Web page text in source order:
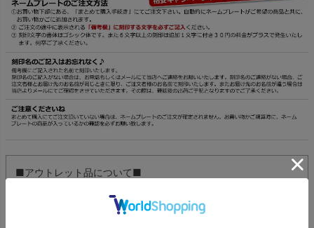
■アウトレット品について■
品です。使用はしておらず、ゴルフ用品としての機能に問題は
ありません。わずかな傷や汚れがある場合がございますが、そ